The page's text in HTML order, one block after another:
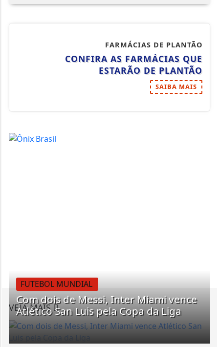
FARMÁCIAS DE PLANTÃO
CONFIRA AS FARMÁCIAS QUE
ESTARÃO DE PLANTÃO
SAIBA MAIS
VEJA MAIS
FUTEBOL MUNDIAL
Com dois de Messi, Inter Miami vence
Atlético San Luis pela Copa da Liga